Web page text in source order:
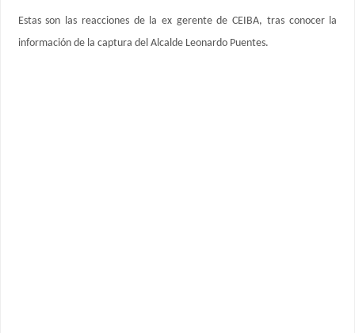
Estas son las reacciones de la ex gerente de CEIBA, tras conocer la
información de la captura del Alcalde Leonardo Puentes.